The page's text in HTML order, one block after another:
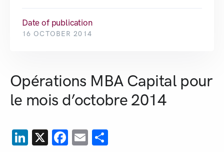
Date of publication
16 OCTOBER 2014
Opérations MBA Capital pour
le mois d’octobre 2014
LinkedIn
X Facebook
Email